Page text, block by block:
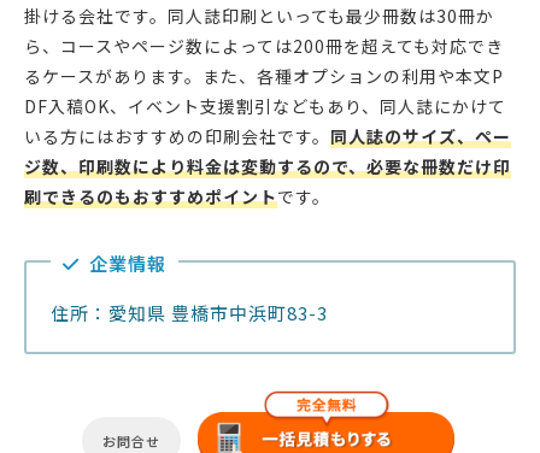
掛ける会社です。同人誌印刷といっても最少冊数は30冊か
ら、コースやページ数によっては200冊を超えても対応でき
るケースがあります。また、各種オプションの利用や本文P
DF入稿OK、イベント支援割引などもあり、同人誌にかけて
いる方にはおすすめの印刷会社です。 同人誌のサイズ、ペー
ジ数、印刷数により料金は変動するので、必要な冊数だけ印
刷できるのもおすすめポイントです。
企業情報
住所：愛知県 豊橋市中浜町83-3
お問合せ